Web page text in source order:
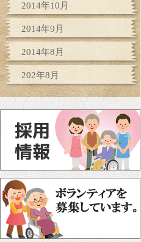
2014年10月
2014年9月
2014年8月
202年8月